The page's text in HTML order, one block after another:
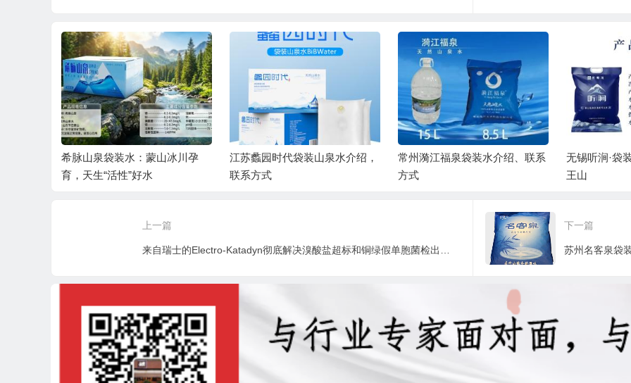
希脉山泉袋装水：蒙山冰川孕
育，天生“活性”好水
江苏蠡园时代袋装山泉水介绍，
联系方式
常州漪江福泉袋装水介绍、联系
方式
无锡听涧·袋
王山
上一篇 下一篇
苏州名客泉袋